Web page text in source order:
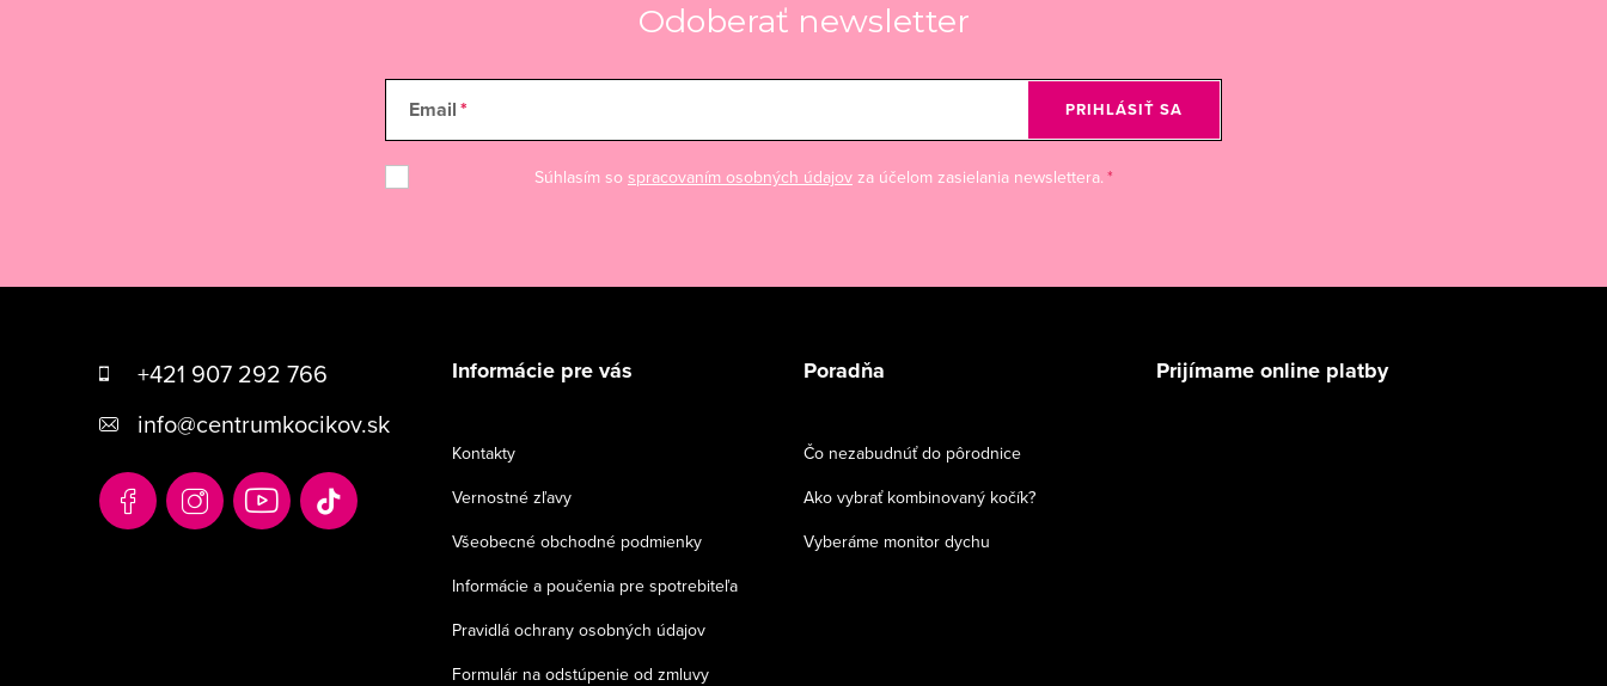
Odoberať newsletter
Email
Súhlasím so spracovaním osobných údajov za účelom zasielania newslettera.
PRIHLÁSIŤ SA
+421 907 292 766
info@centrumkocikov.sk
Informácie pre vás
Kontakty
Vernostné zľavy
Všeobecné obchodné podmienky
Informácie a poučenia pre spotrebiteľa
Pravidlá ochrany osobných údajov
Formulár na odstúpenie od zmluvy
Poradňa
Čo nezabudnúť do pôrodnice
Ako vybrať kombinovaný kočík?
Vyberáme monitor dychu
Prijímame online platby